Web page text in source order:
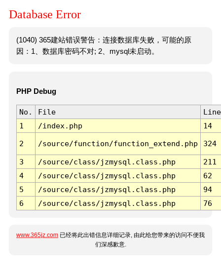
Database Error
(1040) 365建站错误警告：连接数据库失败，可能的原
因：1、数据库密码不对; 2、mysql未启动。
PHP Debug
No. File
Line
1
/index.php 14
2 /source/function/function_extend.php 324
3 /source/class/jzmysql.class.php
211
4
/source/class/jzmysql.class.php
62
5
/source/class/jzmysql.class.php
94
6
/source/class/jzmysql.class.php 76
www.365jz.com 已经将此出错信息详细记录, 由此给您带来的访问不便我
们深感歉意.